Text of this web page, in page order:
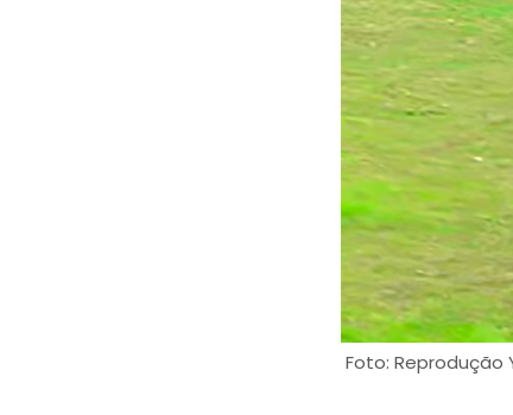
Foto: Reprodução